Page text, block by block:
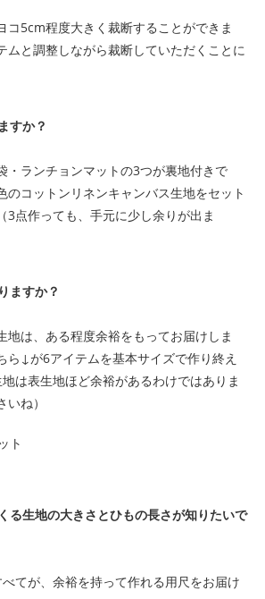
コ5cm程度大きく裁断することができま
ムと調整しながら裁断していただくことに
すか？
・ランチョンマットの3つが裏地付きで
のコットンリネンキャンバス生地をセット
3点作っても、手元に少し余りが出ま
ますか？
地は、ある程度余裕をもってお届けしま
ら↓が6アイテムを基本サイズで作り終え
は表生地ほど余裕があるわけではありま
ね）
る生地の大きさとひもの長さが知りたいで
てが、余裕を持って作れる用尺をお届け